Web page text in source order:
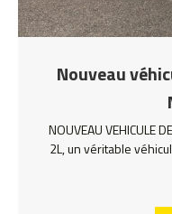
Nouveau
NOUVEAU VEHICULE
2L, un véritable